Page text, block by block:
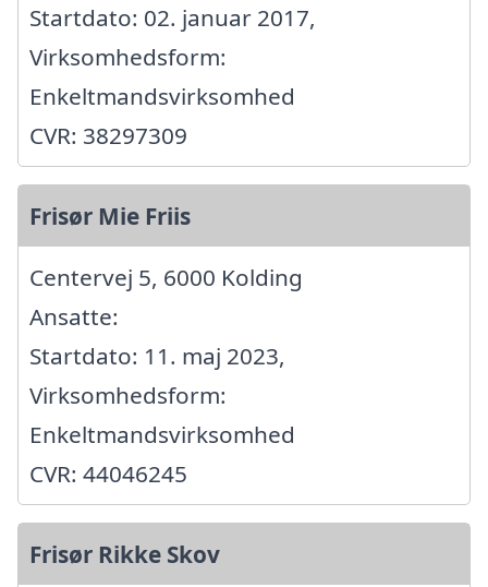
Startdato: 02. januar 2017,
Virksomhedsform:
Enkeltmandsvirksomhed
CVR: 38297309
Frisør Mie Friis
Centervej 5, 6000 Kolding
Ansatte:
Startdato: 11. maj 2023,
Virksomhedsform:
Enkeltmandsvirksomhed
CVR: 44046245
Frisør Rikke Skov